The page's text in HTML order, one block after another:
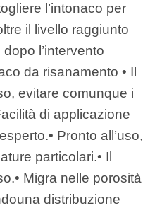
l’intonaco per
il livello raggiunto
l’intervento
da risanamento • Il
evitare comunque i
di applicazione
Pronto all’uso,
particolari.• Il
Migra nelle porosità
distribuzione